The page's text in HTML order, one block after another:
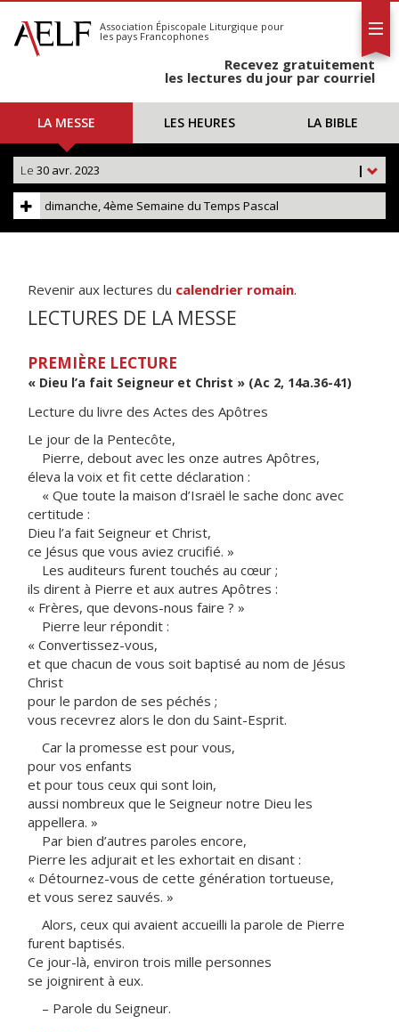
S'abonner
Calendrier
Association Épiscopale Liturgique pour
les pays Francophones
Recevez gratuitement
les lectures du jour par courriel
LA MESSE LES HEURES LA BIBLE
|
Le 30 avr. 2023
dimanche, 4ème Semaine du Temps Pascal
Revenir aux lectures du calendrier romain.
LECTURES DE LA MESSE
PREMIÈRE LECTURE
« Dieu l’a fait Seigneur et Christ » (Ac 2, 14a.36-41)
Lecture du livre des Actes des Apôtres
Le jour de la Pentecôte,
Pierre, debout avec les onze autres Apôtres,
éleva la voix et fit cette déclaration :
« Que toute la maison d’Israël le sache donc avec
certitude :
Dieu l’a fait Seigneur et Christ,
ce Jésus que vous aviez crucifié. »
Les auditeurs furent touchés au cœur ;
ils dirent à Pierre et aux autres Apôtres :
« Frères, que devons-nous faire ? »
Pierre leur répondit :
« Convertissez-vous,
et que chacun de vous soit baptisé au nom de Jésus
Christ
pour le pardon de ses péchés ;
vous recevrez alors le don du Saint-Esprit.
Car la promesse est pour vous,
pour vos enfants
et pour tous ceux qui sont loin,
aussi nombreux que le Seigneur notre Dieu les
appellera. »
Par bien d’autres paroles encore,
Pierre les adjurait et les exhortait en disant :
« Détournez-vous de cette génération tortueuse,
et vous serez sauvés. »
Alors, ceux qui avaient accueilli la parole de Pierre
furent baptisés.
Ce jour-là, environ trois mille personnes
se joignirent à eux.
– Parole du Seigneur.